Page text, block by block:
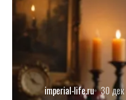
imperial-life.ru 30